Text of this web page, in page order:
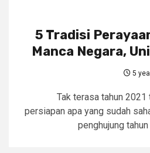
5 Tradisi
Manca Negara,
5
Tak terasa tahun
persiapan apa yang sudah
penghujung